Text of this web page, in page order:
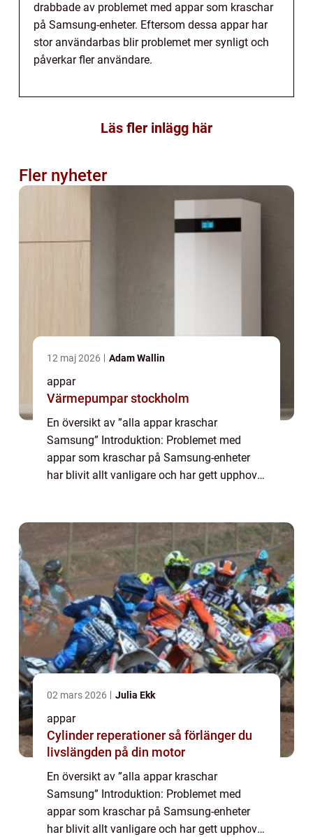
drabbade av problemet med appar som kraschar
på Samsung-enheter. Eftersom dessa appar har
stor användarbas blir problemet mer synligt och
påverkar fler användare.
Läs fler inlägg här
Fler nyheter
12 maj 2026 Adam Wallin
appar
Värmepumpar stockholm
En översikt av ”alla appar kraschar
Samsung” Introduktion: Problemet med
appar som kraschar på Samsung-enheter
har blivit allt vanligare och har gett upphov
02 mars 2026 Julia Ekk
appar
Cylinder reperationer så förlänger du
livslängden på din motor
En översikt av ”alla appar kraschar
Samsung” Introduktion: Problemet med
appar som kraschar på Samsung-enheter
har blivit allt vanligare och har gett upphov